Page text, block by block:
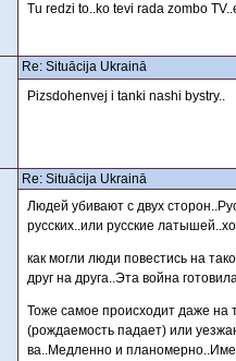
Tu redzi to..ko tevi rada zombo
Re: Situācija Ukrainā
Pizsdohenvej i tanki nashi
Re: Situācija Ukrainā
Людей убивают с двух
русских..или русские
как могли люди повестись на
друг на друга..Эта война
Тоже самое происходит даже на
(рождаемость падает) или
ва..Медленно и